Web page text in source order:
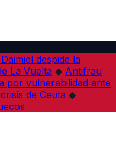
despide la
La Vuelta ◆ Antifrau
por vulnerabilidad ante
de Ceuta ◆